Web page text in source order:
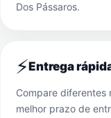
Dos Pássaros.
⚡Entrega
Compare diferentes
melhor prazo de